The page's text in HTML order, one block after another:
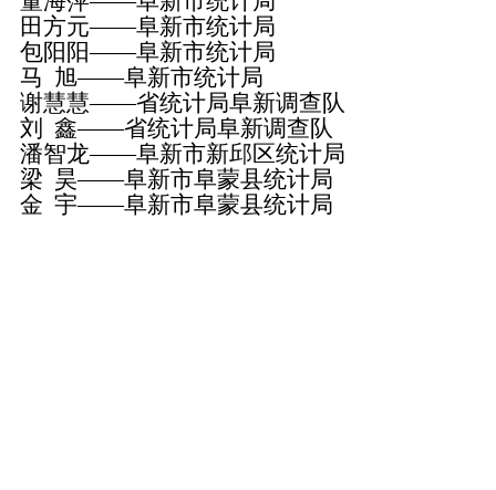
田方元——阜新市统计局
包阳阳——阜新市统计局
马 旭——阜新市统计局
谢慧慧——省统计局阜新调查队
刘 鑫——省统计局阜新调查队
潘智龙——阜新市新邱区统计局
梁 昊——阜新市阜蒙县统计局
金 宇——阜新市阜蒙县统计局